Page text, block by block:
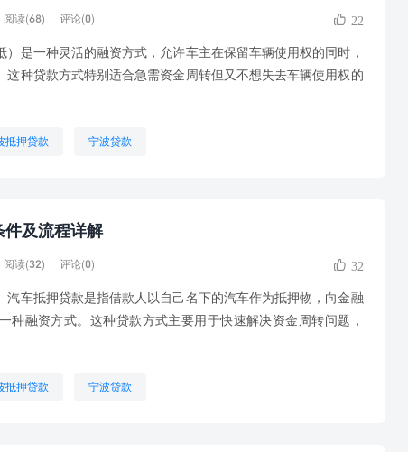
阅读(68) 评论(0) 22
是一种灵活的融资方式，允许车主在保留车辆使用权的同时，
这种贷款方式特别适合急需资金周转但又不想失去车辆使用权的
抵押贷款 宁波贷款
及流程详解
阅读(32) 评论(0) 32
抵押贷款是指借款人以自己名下的汽车作为抵押物，向金融
种融资方式。这种贷款方式主要用于快速解决资金周转问题，
抵押贷款 宁波贷款